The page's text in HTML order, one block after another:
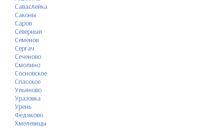
Саваслейка
Саконы
Саров
Северный
Семенов
Сергач
Сеченово
Смолино
Сосновское
Спасское
Ульяново
Уразовка
Урень
Федяково
Хмелевицы